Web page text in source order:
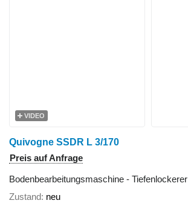
VIDEO
Quivogne SSDR L 3/170
Preis auf Anfrage
Bodenbearbeitungsmaschine - Tiefenlockerer
Zustand neu